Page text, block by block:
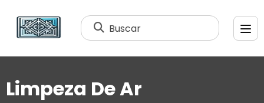
Buscar
Limpeza De Ar